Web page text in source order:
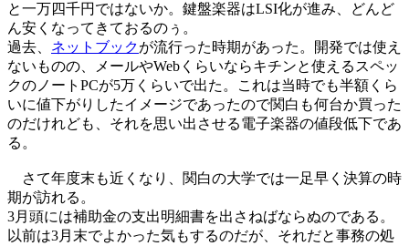
と一万四千円ではないか。鍵盤楽器はLSI化が進み、どんど
ん安くなってきておるのぅ。
過去、 ネットブックが流行った時期があった。開発では使え
ないものの、メールやWebくらいならキチンと使えるスペッ
クのノートPCが5万くらいで出た。これは当時でも半額くら
いに値下がりしたイメージであったので関白も何台か買った
のだけれども、それを思い出させる電子楽器の値段低下であ
る。
さて年度末も近くなり、関白の大学では一足早く決算の時
期が訪れる。
3月頭には補助金の支出明細書を出さねばならぬのである。
以前は3月末でよかった気もするのだが、それだと事務の処